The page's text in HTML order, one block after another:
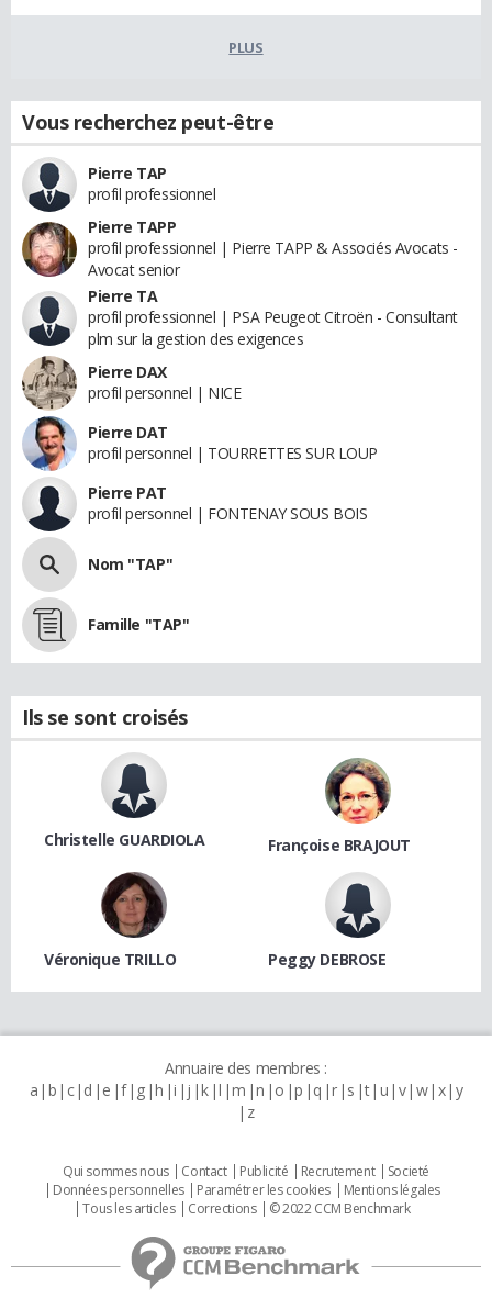
PLUS
Vous recherchez peut-être
Pierre TAP
profil professionnel
Pierre TAPP
profil professionnel | Pierre TAPP & Associés Avocats -
Avocat senior
Pierre TA
profil professionnel | PSA Peugeot Citroën - Consultant
plm sur la gestion des exigences
Pierre DAX
profil personnel | NICE
Pierre DAT
profil personnel | TOURRETTES SUR LOUP
Pierre PAT
profil personnel | FONTENAY SOUS BOIS
Nom "TAP"
Famille "TAP"
Ils se sont croisés
Christelle GUARDIOLA Françoise BRAJOUT
Véronique TRILLO Peggy DEBROSE
Annuaire des membres :
a b c d e f g h i j k l m n o p q r s t u v w x y
z
Qui sommes nous Contact Publicité Recrutement
Societé
Données personnelles
Paramétrer les cookies
Mentions légales
Tous les articles
Corrections © 2022 CCM Benchmark